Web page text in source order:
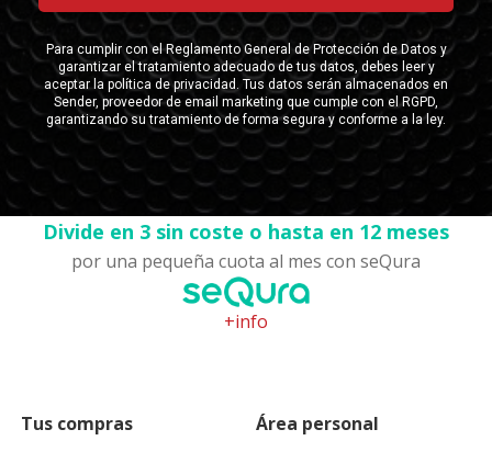
Divide en 3 sin coste o hasta en 12 meses
por una pequeña cuota al mes con seQura
+info
Tus compras Área personal